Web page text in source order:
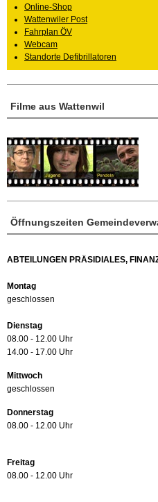
Öffnungszeiten
ABTEILUNGEN PRÄSIDIALES,
Montag
geschlossen
Dienstag
08.00 - 12.00 Uhr
14.00 - 17.00 Uhr
Mittwoch
geschlossen
Donnerstag
08.00 - 12.00 Uhr
Freitag
08.00 - 12.00 Uhr
Filme aus Wattenwil
Online-Shop
Wattenwiler Post
Fahrplan ÖV
Webcam
Standorte Defibrillatoren